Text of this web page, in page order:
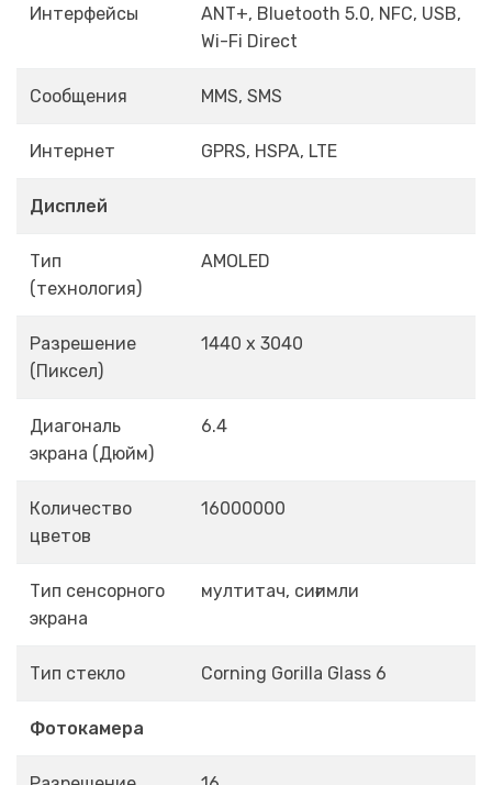
Интерфейсы
ANT+, Bluetooth 5.0, NFC, USB,
Wi-Fi Direct
Сообщения MMS, SMS
Интернет GPRS, HSPA, LTE
Дисплей
Тип
(технология)
AMOLED
Разрешение
(Пиксел)
1440 x 3040
Диагональ
экрана (Дюйм)
6.4
Количество
цветов
16000000
Тип сенсорного
экрана
мултитач, сиғимли
Тип стекло Corning Gorilla Glass 6
Фотокамера